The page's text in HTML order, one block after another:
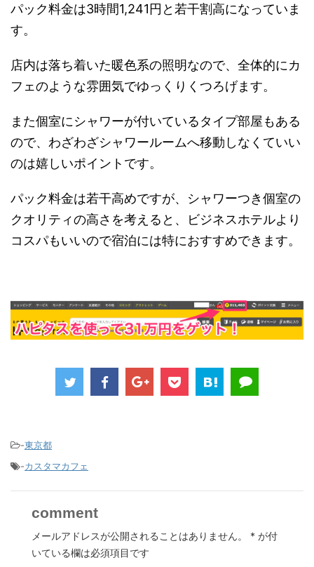
パック料金は3時間1,241円と若干割高になっていま
す。
店内は落ち着いた暖色系の照明なので、全体的にカ
フェのような雰囲気でゆっくりくつろげます。
また個室にシャワーが付いているタイプ部屋もある
ので、わざわざシャワールームへ移動しなくていい
のは嬉しいポイントです。
パック料金は若干高めですが、シャワーつき個室の
クオリティの高さを考えると、ビジネスホテルより
コスパもいいので宿泊には特におすすめできます。
-東京都
-カスタマカフェ
comment
メールアドレスが公開されることはありません。 * が付
いている欄は必須項目です